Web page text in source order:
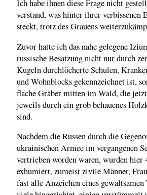
Ich habe ihnen diese Frage nicht
verstand, was hinter ihrer verbissenen
steckt, trotz des Grauens
Zuvor hatte ich das nahe gelegene
russische Besatzung nicht nur durch
Kugeln durchlöcherte Schulen,
und Wohnblocks gekennzeichnet ist,
flache Gräber mitten im Wald, die
jeweils durch ein grob behauenes
sind.
Nachdem die Russen durch die
ukrainischen Armee im vergangenen
vertrieben worden waren, wurden hier
exhumiert, zumeist zivile Männer,
fast alle Anzeichen eines gewaltsamen